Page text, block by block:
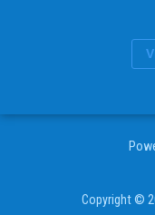
Copyright ©